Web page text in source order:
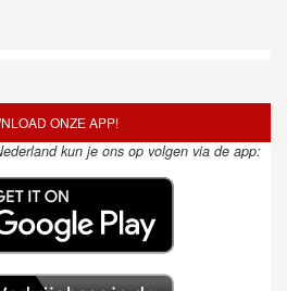
ONZE APP!
kun je ons op volgen via de app: